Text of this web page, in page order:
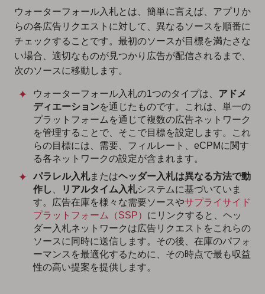
ウォーターフォール入札とは、簡単に言えば、アプリか
らの各広告リクエストに対して、異なるソースを順番に
チェックすることです。最初のソースが目標を満たさな
い場合、適切なものが見つかり広告が配信されるまで、
次のソースに移動します。
ウォーターフォール入札の1つのタイプは、 アドメ
ディエーションを通じたものです。これは、 単一の
プラットフォームを通じて複数の広告ネットワーク
を管理する ことで、そこで目標を設定します。これ
らの目標には、需要、フィルレート、eCPMに関す
る各ネットワークの設定が含まれます。
パラレル入札またはヘッダー入札は異なる方法で動
作し
リアルタイム入札システムに基づいていま
す。広告在庫を様々な需要ソースやサプライサイド
プラットフォーム（SSP） にリンクすると、ヘッ
ダー入札ネットワークは広告リクエストをこれらの
ソースに同時に送信します。その後、在庫のパフォ
ーマンスを最適化するために、その時点で最も収益
性の高い提案を提供します。